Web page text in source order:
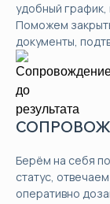
удобный график,
Поможем
документы,
Берём на себя
статус,
оперативно